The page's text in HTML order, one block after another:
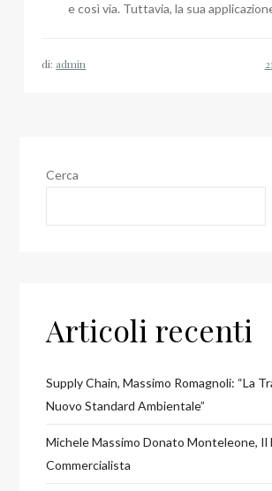
e così via. Tuttavia, la sua
di: admin
Cerca
Articoli recenti
Supply Chain, Massimo Romagnoli: “La
Nuovo Standard Ambientale”
Michele Massimo Donato Monteleone, Il
Commercialista